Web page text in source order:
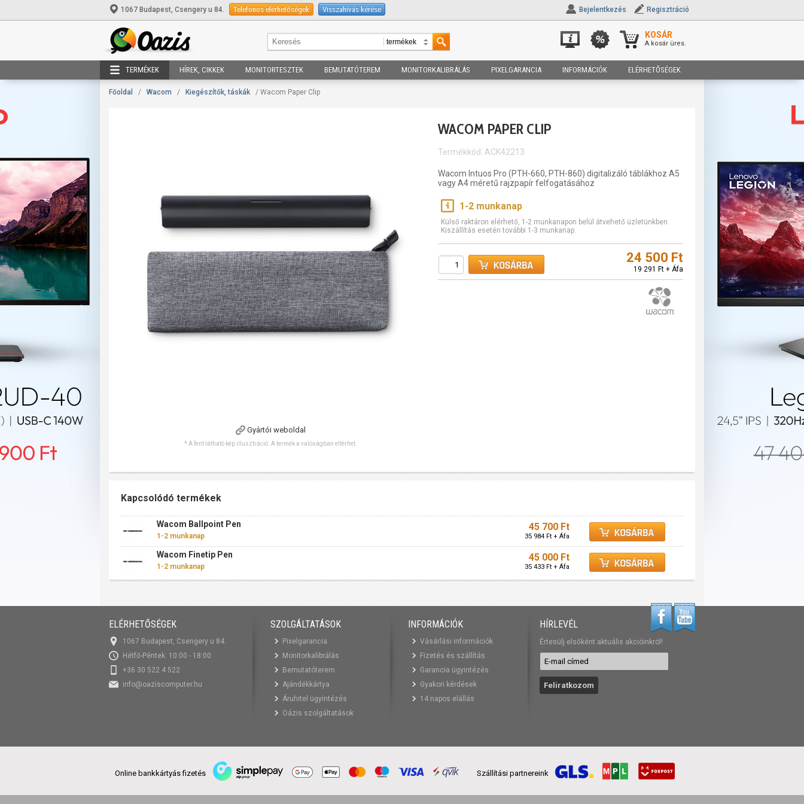
1067 Budapest, Csengery u 84. Telefonos elérhetőségek Visszahívás kérése Bejelentkezés Regisztráció
KOSÁR
A kosár üres.
TERMÉKEK HÍREK, CIKKEK MONITORTESZTEK BEMUTATÓTEREM MONITORKALIBRÁLÁS PIXELGARANCIA INFORMÁCIÓK ELÉRHETŐSÉGEK
Főoldal / Wacom / Kiegészítők, táskák / Wacom Paper Clip
Gyártói weboldal
* A fent látható kép illusztráció. A termék a valóságban eltérhet.
WACOM PAPER CLIP
Termékkód: ACK42213
Wacom Intuos Pro (PTH-660, PTH-860) digitalizáló táblákhoz A5
vagy A4 méretű rajzpapír felfogatásához
1-2 munkanap
Külső raktáron elérhető, 1-2 munkanapon belül átvehető üzletünkben.
Kiszállítás esetén további 1-3 munkanap.
24 500 Ft
19 291 Ft + Áfa
Kapcsolódó termékek
Wacom Ballpoint Pen
1-2 munkanap
45 700 Ft
35 984 Ft + Áfa
Wacom Finetip Pen
1-2 munkanap
45 000 Ft
35 433 Ft + Áfa
ELÉRHETŐSÉGEK
1067 Budapest, Csengery u 84.
Hétfő-Péntek: 10:00 - 18:00
+36 30 522 4 522
info@oaziscomputer.hu
SZOLGÁLTATÁSOK
Pixelgarancia
Monitorkalibrálás
Bemutatóterem
Ajándékkártya
Áruhitel ügyintézés
Oázis szolgáltatások
INFORMÁCIÓK
Vásárlási információk
Fizetés és szállítás
Garancia ügyintézés
Gyakori kérdések
14 napos elállás
HÍRLEVÉL
Értesülj elsőként aktuális akcióinkról!
Online bankkártyás fizetés Szállítási partnereink